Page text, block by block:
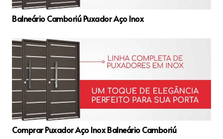
Balneário Camboriú Puxador Aço Inox
Comprar Puxador Aço Inox Balneário Camboriú